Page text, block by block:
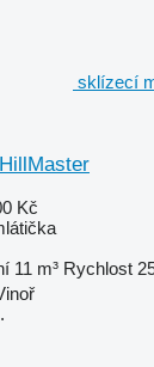
sklízecí
Kč
11 m³ Rychlost